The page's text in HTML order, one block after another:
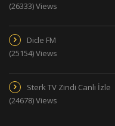
(26333) Views
Dicle FM
(25154) Views
Sterk TV Zindi Canlı İzle
(24678) Views